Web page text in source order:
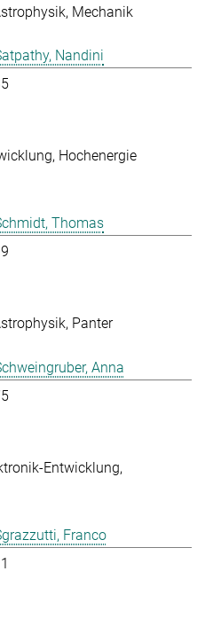
Mechanik
Nandini
Hochenergie
Thomas
Panter
Anna
Entwicklung
Franco